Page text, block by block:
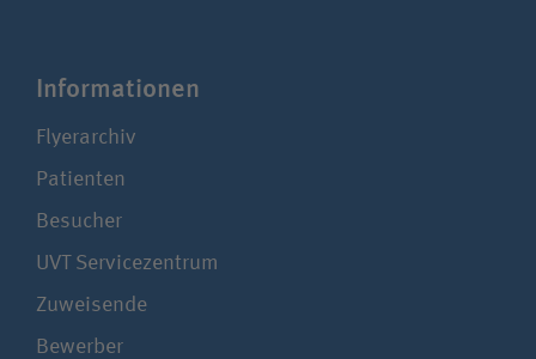
Infor­ma­tionen
Flyerarchiv
Patienten
Besucher
UVT Service­zentrum
Zuweisende
Bewerber